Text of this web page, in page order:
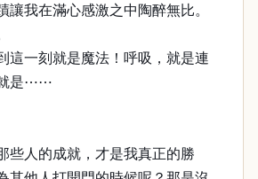
讓我在滿心感激之中陶醉無比。
這一刻就是魔法！呼吸，就是連
就是⋯⋯
些人的成就，才是我真正的勝